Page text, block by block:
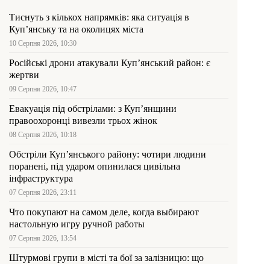
Тиснуть з кількох напрямків: яка ситуація в
Куп’янську та на околицях міста
10 Серпня 2026, 10:30
Російські дрони атакували Куп’янський район: є
жертви
09 Серпня 2026, 10:47
Евакуація під обстрілами: з Куп’янщини
правоохоронці вивезли трьох жінок
08 Серпня 2026, 10:18
Обстріли Куп’янського району: чотири людини
поранені, під ударом опинилася цивільна
інфраструктура
07 Серпня 2026, 23:11
Что покупают на самом деле, когда выбирают
настольную игру ручной работы
07 Серпня 2026, 13:54
Штурмові групи в місті та бої за залізницю: що